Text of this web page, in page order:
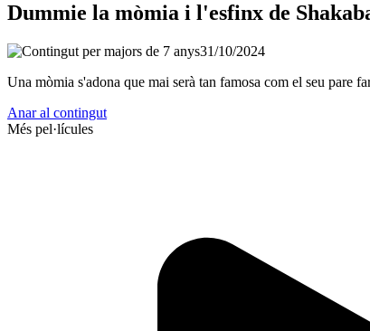
Dummie la mòmia i l'esfinx de
31/10/2024
Una mòmia s'adona que mai serà tan famosa com el seu pare
Anar al contingut
Més pel·lícules